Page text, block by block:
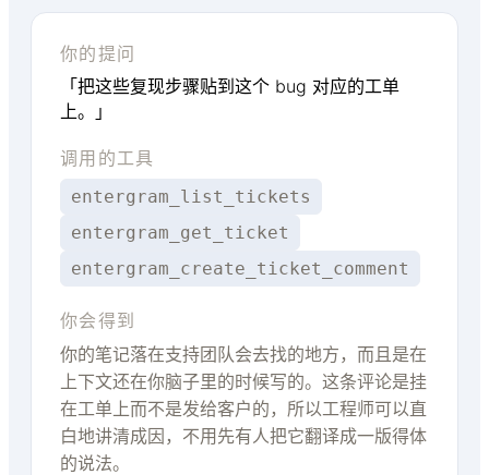
你的提问
「把这些复现步骤贴到这个 bug 对应的工单
上。」
调用的工具
entergram_list_tickets
entergram_get_ticket
entergram_create_ticket_comment
你会得到
你的笔记落在支持团队会去找的地方，而且是在
上下文还在你脑子里的时候写的。这条评论是挂
在工单上而不是发给客户的，所以工程师可以直
白地讲清成因，不用先有人把它翻译成一版得体
的说法。